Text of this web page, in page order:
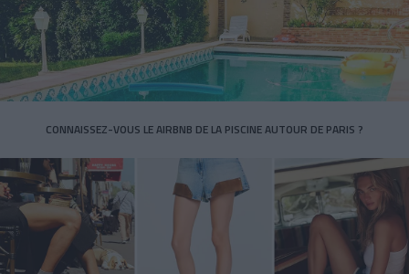
CONNAISSEZ-VOUS LE AIRBNB DE LA PISCINE AUTOUR DE PARIS ?